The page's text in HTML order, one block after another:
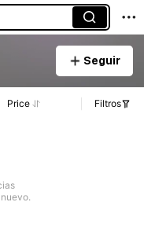
Seguir
Price Filtros